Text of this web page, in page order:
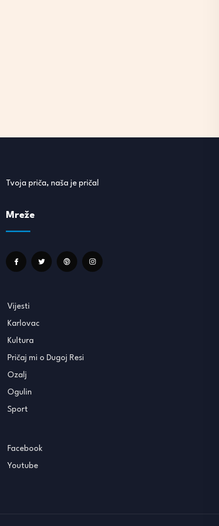
Tvoja priča, naša je priča!
Mreže
Vijesti
Karlovac
Kultura
Pričaj mi o Dugoj Resi
Ozalj
Ogulin
Sport
Facebook
Youtube